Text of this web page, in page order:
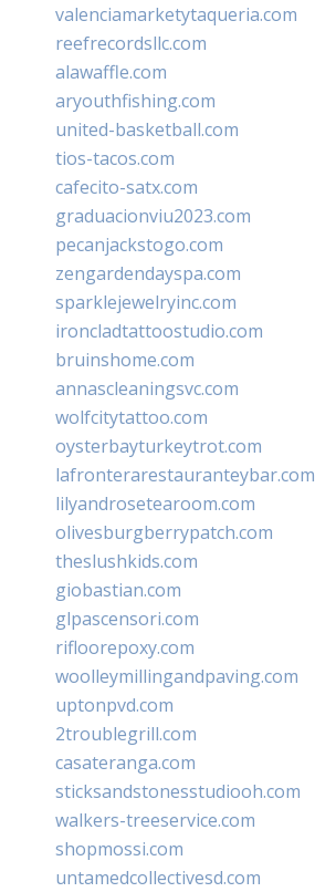
valenciamarketytaqueria.com
reefrecordsllc.com
alawaffle.com
aryouthfishing.com
united-basketball.com
tios-tacos.com
cafecito-satx.com
graduacionviu2023.com
pecanjackstogo.com
zengardendayspa.com
sparklejewelryinc.com
ironcladtattoostudio.com
bruinshome.com
annascleaningsvc.com
wolfcitytattoo.com
oysterbayturkeytrot.com
lafronterarestauranteybar.com
lilyandrosetearoom.com
olivesburgberrypatch.com
theslushkids.com
giobastian.com
glpascensori.com
rifloorepoxy.com
woolleymillingandpaving.com
uptonpvd.com
2troublegrill.com
casateranga.com
sticksandstonesstudiooh.com
walkers-treeservice.com
shopmossi.com
untamedcollectivesd.com